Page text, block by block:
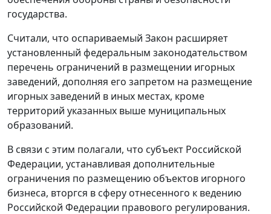
государства.
Считали, что оспариваемый Закон расширяет
установленный федеральным законодательством
перечень ограничений в размещении игорных
заведений, дополняя его запретом на размещение
игорных заведений в иных местах, кроме
территорий указанных выше муниципальных
образований.
В связи с этим полагали, что субъект Российской
Федерации, устанавливая дополнительные
ограничения по размещению объектов игорного
бизнеса, вторгся в сферу отнесенного к ведению
Российской Федерации правового регулирования.